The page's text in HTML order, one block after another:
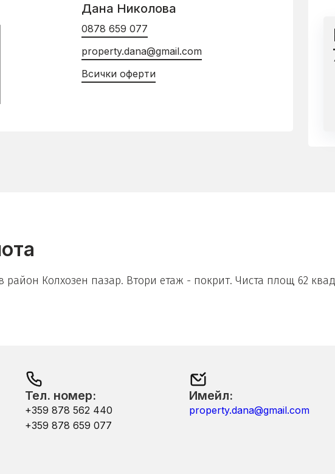
Дана Николова
0878 659 077
property.dana@gmail.com
Всички оферти
район Колхозен пазар. Втори етаж - покрит. Чиста площ 62
Тел. номер:
+359 878 562 440
+359 878 659 077
Имейл:
property.dana@gmail.com